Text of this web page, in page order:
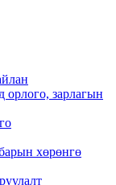
орлого, зарлагын
хөрөнгө